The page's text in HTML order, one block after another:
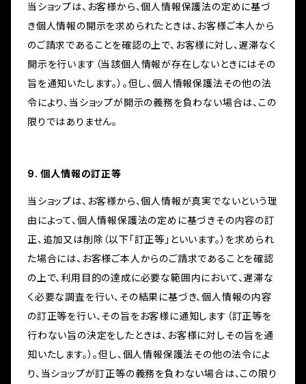
当ショップは、お客様から、個人情報保護法の定めに基づ
き個人情報の開示を求められたときは、お客様ご本人から
のご請求であることを確認の上で、お客様に対し、遅滞なく
開示を行います（当該個人情報が存在しないときにはその
旨を通知いたします。）。但し、個人情報保護法その他の法
令により、当ショップが開示の義務を負わない場合は、この
限りではありません。
9. 個人情報の訂正等
当ショップは、お客様から、個人情報が真実でないという理
由によって、個人情報保護法の定めに基づきその内容の訂
正、追加又は削除（以下「訂正等」といいます。）を求められ
た場合には、お客様ご本人からのご請求であることを確認
の上で、利用目的の達成に必要な範囲内において、遅滞な
く必要な調査を行い、その結果に基づき、個人情報の内容
の訂正等を行い、その旨をお客様に通知します（訂正等を
行わない旨の決定をしたときは、お客様に対しその旨を通
知いたします。）。但し、個人情報保護法その他の法令によ
り、当ショップが訂正等の義務を負わない場合は、この限り